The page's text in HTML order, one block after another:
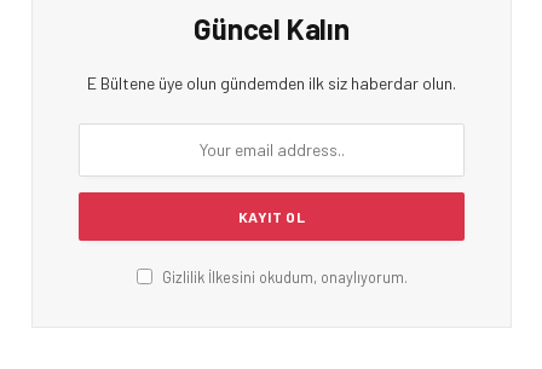
Güncel Kalın
E Bültene üye olun gündemden ilk siz haberdar olun.
Gizlilik İlkesini okudum, onaylıyorum.